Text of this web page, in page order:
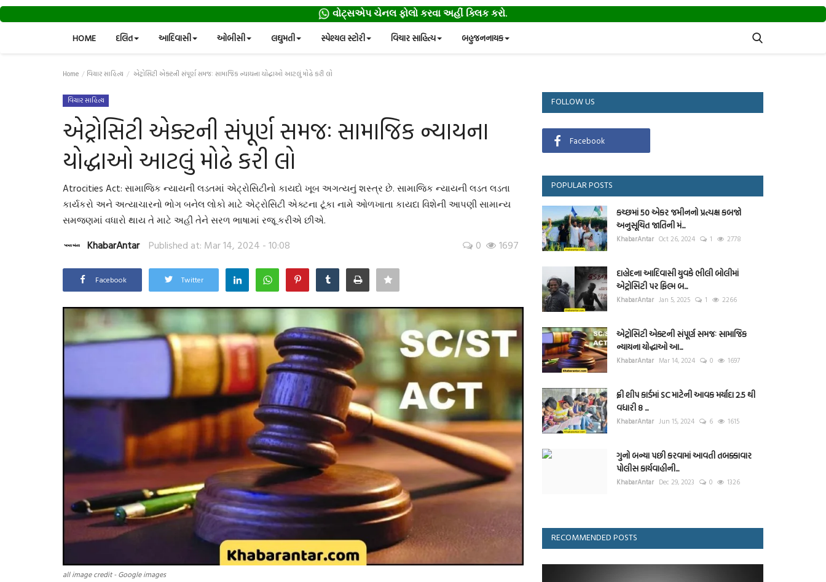
વોટ્સએપ ચેનલ ફોલો કરવા અહીં ક્લિક કરો.
HOME દલિત આદિવાસી ઓબીસી લઘુમતી સ્પેશ્યલ સ્ટોરી વિચાર સાહિત્ય બહુજનનાયક
Home વિચાર સાહિત્ય એટ્રોસિટી એક્ટની સંપૂર્ણ સમજઃ સામાજિક ન્યાયના યોદ્ધાઓ આટલું મોઢે કરી લો
વિચાર સાહિત્ય
એટ્રોસિટી એક્ટની સંપૂર્ણ સમજઃ સામાજિક ન્યાયના
યોદ્ધાઓ આટલું મોઢે કરી લો
Atrocities Act: સામાજિક ન્યાયની લડતમાં એટ્રોસિટીનો કાયદો ખૂબ અગત્યનું શસ્ત્ર છે. સામાજિક ન્યાયની લડત લડતા
કાર્યકરો અને અત્યાચારનો ભોગ બનેલ લોકો માટે એટ્રોસિટી એક્ટના ટૂંકા નામે ઓળખાતા કાયદા વિશેની આપણી સામાન્ય
સમજણમાં વધારો થાય તે માટે અહીં તેને સરળ ભાષામાં રજૂ કરીએ છીએ.
KhabarAntar
Published at: Mar 14, 2024 - 10:08 0 1697
Facebook Twitter
all image credit - Google images
FOLLOW US
Facebook
POPULAR POSTS
કચ્છમાં 50 એકર જમીનનો પ્રત્યક્ષ કબજો
અનુસૂચિત જાતિની મં...
KhabarAntar Oct 26, 2024 1 2778
દાહોદના આદિવાસી યુવકે ભીલી બોલીમાં
એટ્રોસિટી પર ફિલ્મ બ...
KhabarAntar Jan 5, 2025 1 2266
એટ્રોસિટી એક્ટની સંપૂર્ણ સમજઃ સામાજિક
ન્યાયના યોદ્ધાઓ આ...
KhabarAntar Mar 14, 2024 0 1697
ફ્રી શીપ કાર્ડમાં SC માટેની આવક મર્યાદા 2.5 થી
વધારી 8 ...
KhabarAntar Jun 15, 2024 6 1615
ગુનો બન્યા પછી કરવામાં આવતી તબક્કાવાર
પોલીસ કાર્યવાહીની...
KhabarAntar Dec 29, 2023 0 1326
RECOMMENDED POSTS